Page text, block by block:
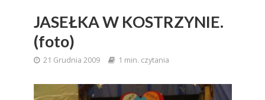
JASEŁKA W KOSTRZYNIE.
(foto)
21 Grudnia 2009 1 min. czytania